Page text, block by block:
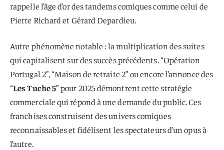
rappelle l’âge d’or des tandems comiques comme celui de
Pierre Richard et Gérard Depardieu.
Autre phénomène notable : la multiplication des suites
qui capitalisent sur des succès précédents. “Opération
Portugal 2”, “Maison de retraite 2” ou encore l’annonce des
“Les Tuche 5” pour 2025 démontrent cette stratégie
commerciale qui répond à une demande du public. Ces
franchises construisent des univers comiques
reconnaissables et fidélisent les spectateurs d’un opus à
l’autre.